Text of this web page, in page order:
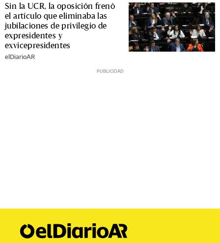
Sin la UCR, la oposición frenó
el artículo que eliminaba las
jubilaciones de privilegio de
expresidentes y
exvicepresidentes
elDiarioAR